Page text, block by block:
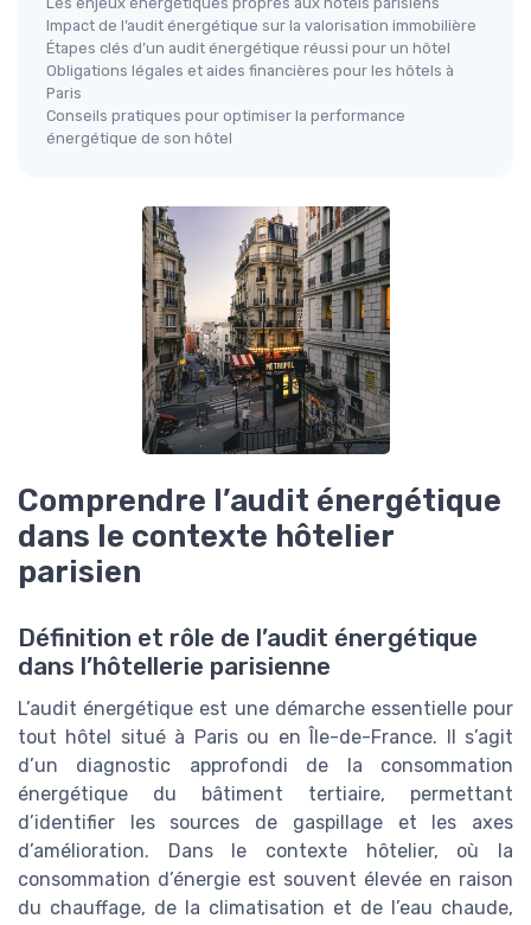
Impact de l’audit énergétique sur la valorisation immobilière
Étapes clés d’un audit énergétique réussi pour un hôtel
Obligations légales et aides financières pour les hôtels à
Paris
Conseils pratiques pour optimiser la performance
énergétique de son hôtel
Comprendre l’audit énergétique
dans le contexte hôtelier
parisien
Définition et rôle de l’audit énergétique
dans l’hôtellerie parisienne
L’audit énergétique est une démarche essentielle pour
tout hôtel situé à Paris ou en Île-de-France. Il s’agit
d’un diagnostic approfondi de la consommation
énergétique du bâtiment tertiaire, permettant
d’identifier les sources de gaspillage et les axes
d’amélioration. Dans le contexte hôtelier, où la
consommation d’énergie est souvent élevée en raison
du chauffage, de la climatisation et de l’eau chaude,